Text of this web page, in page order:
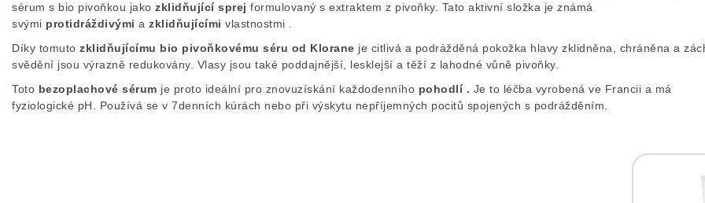
sérum s bio pivoňkou jako zklidňující sprej formulovaný s extraktem z pivoňky. Tato aktivní složka je známá
svými protidráždivými a zklidňujícími vlastnostmi .
Díky tomuto zklidňujícímu bio pivoňkovému séru od Klorane je citlivá a podrážděná pokožka hlavy zklidněna, chráněna a
svědění jsou výrazně redukovány. Vlasy jsou také poddajnější, lesklejší a těží z lahodné vůně pivoňky.
Toto bezoplachové sérum je proto ideální pro znovuzískání každodenního pohodlí . Je to léčba vyrobená ve Francii a má
fyziologické pH. Používá se v 7denních kúrách nebo při výskytu nepříjemných pocitů spojených s podrážděním.